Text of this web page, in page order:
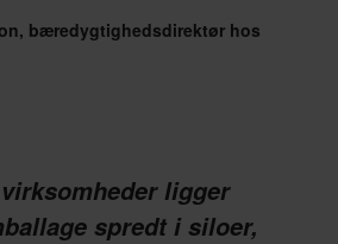
bæredygtighedsdirektør hos
ligger
spredt i siloer,